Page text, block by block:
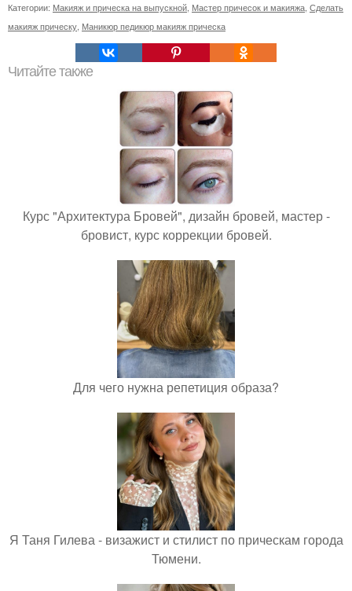
Категории: Макияж и прическа на выпускной Мастер причесок и макияжа Сделать
макияж прическу Маникюр педикюр макияж прическа
Читайте также
Курс "Архитектура Бровей", дизайн бровей, мастер -
бровист, курс коррекции бровей.
Для чего нужна репетиция образа?
Я Таня Гилева - визажист и стилист по прическам города
Тюмени.